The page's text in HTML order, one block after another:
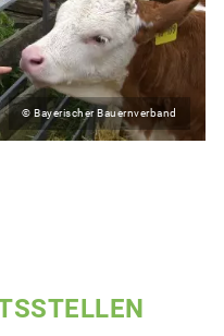
© Bayerischer Bauernverband